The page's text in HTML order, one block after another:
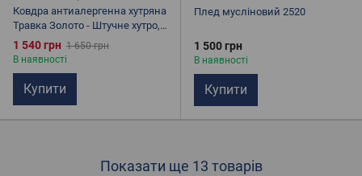
Ковдра антиалергенна хутряна
Травка Золото - Штучне хутро,
Розмір: євро, полуторна,
бежева
1 540 грн 1 650 грн
В наявності
Купити
Плед мусліновий 2520
1 500 грн
В наявності
Купити
Показати ще 13 товарів